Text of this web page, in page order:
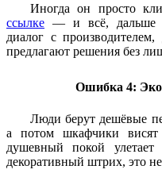
Иногда он просто
ссылке — и всё, дальше
диалог с
предлагают решения без
Ошибка 4:
Люди берут дешёвые
а потом шкафчики
душевный покой
декоративный штрих, это